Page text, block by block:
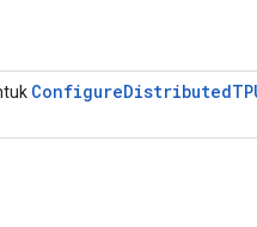
ConfigureDistributed